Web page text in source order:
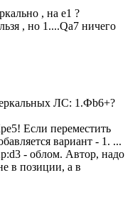
, на e1 ?
, но 1....Qa7 ничего
ЛС: 1.Фb6+?
Если переместить
вариант - 1. ...
- облом. Автор, надо
в позиции, а в